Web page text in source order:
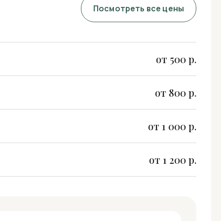
от 500 р.
от 800 р.
от 1 000 р.
от 1 200 р.
Посмотреть все цены